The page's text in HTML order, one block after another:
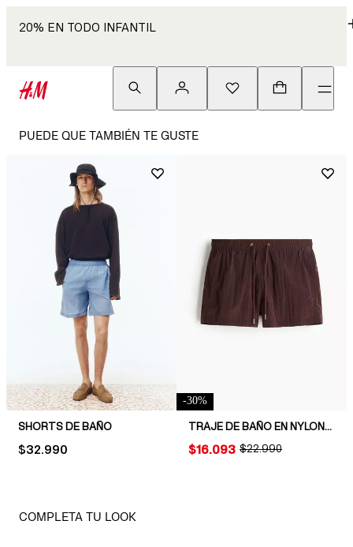
20% EN TODO INFANTIL
PUEDE QUE TAMBIÉN TE GUSTE
SHORTS DE BAÑO
PRICE:
$32.990
-30%
TRAJE DE BAÑO EN NYLON ARRUGADO
ORIGINAL PRICE:
$22.990
PRICE:
$16.093
COMPLETA TU LOOK